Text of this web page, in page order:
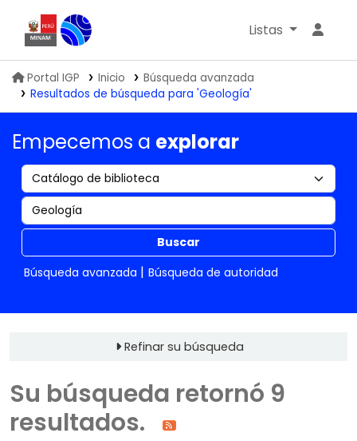
Biblioteca IGP
Listas
Portal IGP Inicio
Búsqueda avanzada
Resultados de búsqueda para 'Geología'
Empecemos a explorar
Buscar
Búsqueda avanzada
Búsqueda de autoridad
Refinar su búsqueda
Su búsqueda retornó 9
resultados.